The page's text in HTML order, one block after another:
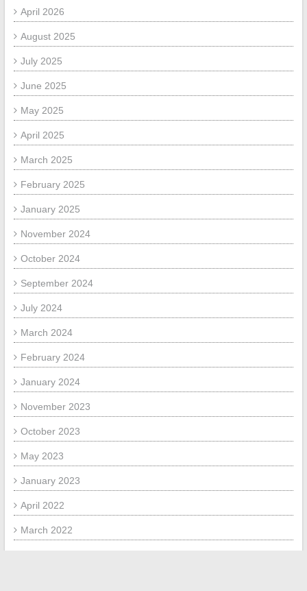
April 2026
August 2025
July 2025
June 2025
May 2025
April 2025
March 2025
February 2025
January 2025
November 2024
October 2024
September 2024
July 2024
March 2024
February 2024
January 2024
November 2023
October 2023
May 2023
January 2023
April 2022
March 2022